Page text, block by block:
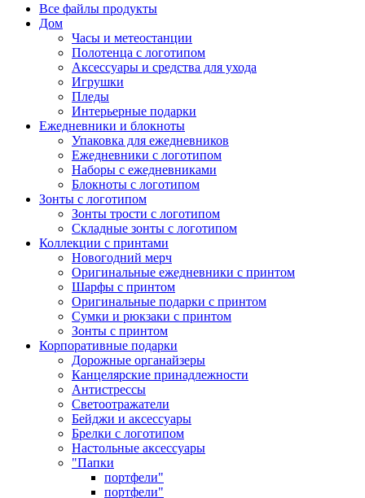
Все файлы продукты
Дом
Часы и метеостанции
Полотенца с логотипом
Аксессуары и средства для ухода
Игрушки
Пледы
Интерьерные подарки
Ежедневники и блокноты
Упаковка для ежедневников
Ежедневники с логотипом
Наборы с ежедневниками
Блокноты с логотипом
Зонты с логотипом
Зонты трости с логотипом
Складные зонты с логотипом
Коллекции с принтами
Новогодний мерч
Оригинальные ежедневники с принтом
Шарфы с принтом
Оригинальные подарки с принтом
Сумки и рюкзаки с принтом
Зонты с принтом
Корпоративные подарки
Дорожные органайзеры
Канцелярские принадлежности
Антистрессы
Светоотражатели
Бейджи и аксессуары
Брелки с логотипом
Настольные аксессуары
"Папки
портфели"
портфели"